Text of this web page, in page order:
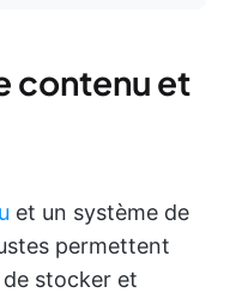
contenu et
et un système de
permettent
stocker et